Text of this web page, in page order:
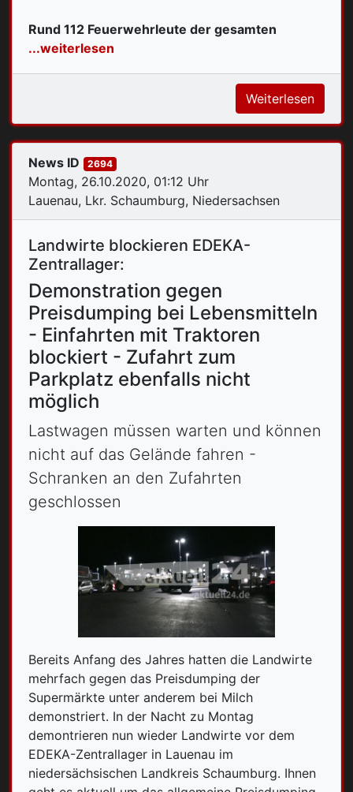
Rund 112 Feuerwehrleute der gesamten
...weiterlesen
Weiterlesen
Montag, 26.10.2020, 01:12 Uhr
Lauenau, Lkr. Schaumburg, Niedersachsen
News ID 2694
Landwirte blockieren EDEKA-
Zentrallager:
Demonstration gegen
Preisdumping bei Lebensmitteln
- Einfahrten mit Traktoren
blockiert - Zufahrt zum
Parkplatz ebenfalls nicht
möglich
Lastwagen müssen warten und können
nicht auf das Gelände fahren -
Schranken an den Zufahrten
geschlossen
Bereits Anfang des Jahres hatten die Landwirte
mehrfach gegen das Preisdumping der
Supermärkte unter anderem bei Milch
demonstriert. In der Nacht zu Montag
demontrieren nun wieder Landwirte vor dem
EDEKA-Zentrallager in Lauenau im
niedersächsischen Landkreis Schaumburg. Ihnen